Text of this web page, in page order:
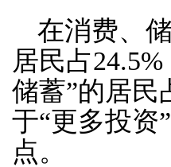
在消费、
居民占
储蓄”的居民
于“更多投资
点。